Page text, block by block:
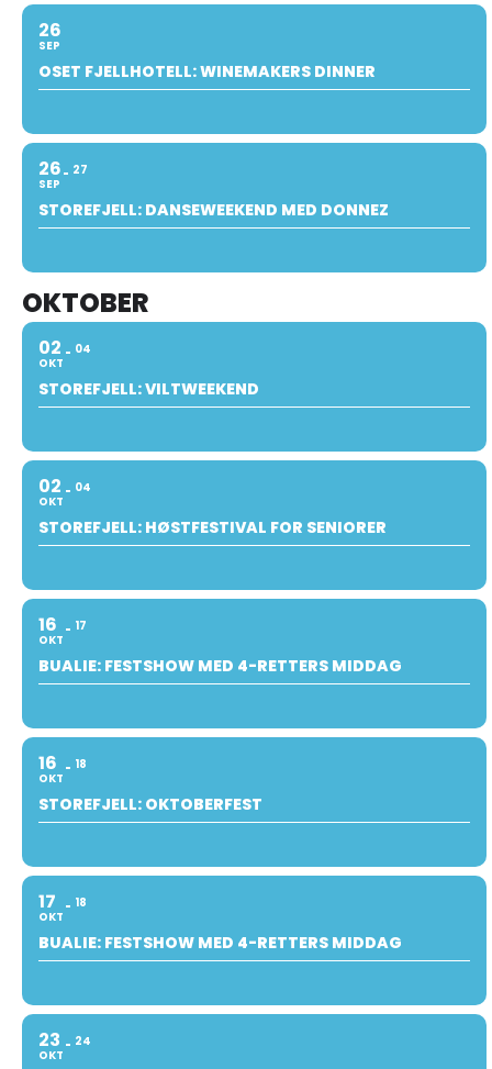
26
SEP
OSET FJELLHOTELL: WINEMAKERS DINNER
26
SEP
27
STOREFJELL: DANSEWEEKEND MED DONNEZ
OKTOBER
02
OKT
04
STOREFJELL: VILTWEEKEND
02
OKT
04
STOREFJELL: HØSTFESTIVAL FOR SENIORER
16
OKT
17
BUALIE: FESTSHOW MED 4-RETTERS MIDDAG
16
OKT
18
STOREFJELL: OKTOBERFEST
17
OKT
18
BUALIE: FESTSHOW MED 4-RETTERS MIDDAG
23
OKT
24